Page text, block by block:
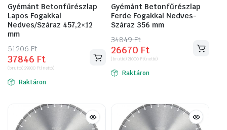
Gyémánt Betonfűrészlap
Lapos Fogakkal
Nedves/Száraz 457,2×12
mm
51206Ft
Original
price
was:
51206 Ft.
37846 Ft
Current
price
is:
37846 Ft.
(bruttó)29800 Ft(nettó)
Raktáron
Gyémánt Betonfűrészlap
Ferde Fogakkal Nedves-
Száraz 356 mm
34849Ft
Original
price
was:
34849 Ft.
26670 Ft
Current
price
is:
26670 Ft.
(bruttó)21000 Ft(nettó)
Raktáron